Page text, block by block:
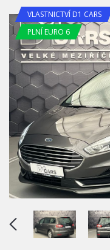
VLASTNICTVÍ D1 CARS
PLNÍ EURO 6